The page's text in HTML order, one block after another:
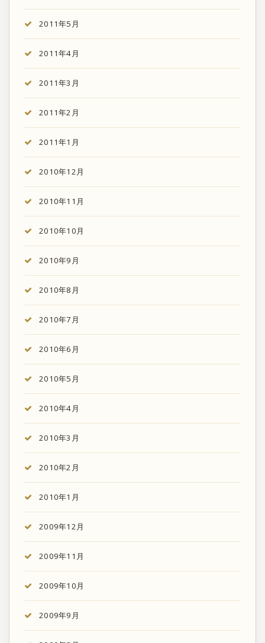
2011年5月
2011年4月
2011年3月
2011年2月
2011年1月
2010年12月
2010年11月
2010年10月
2010年9月
2010年8月
2010年7月
2010年6月
2010年5月
2010年4月
2010年3月
2010年2月
2010年1月
2009年12月
2009年11月
2009年10月
2009年9月